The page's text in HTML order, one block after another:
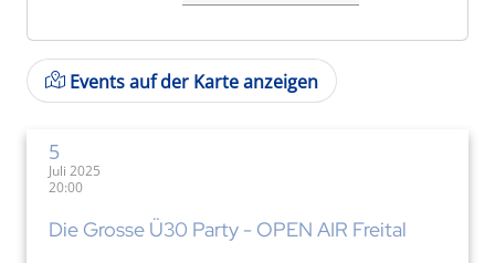
Events auf der Karte anzeigen
5
Juli 2025
20:00
Die Grosse Ü30 Party - OPEN AIR Freital